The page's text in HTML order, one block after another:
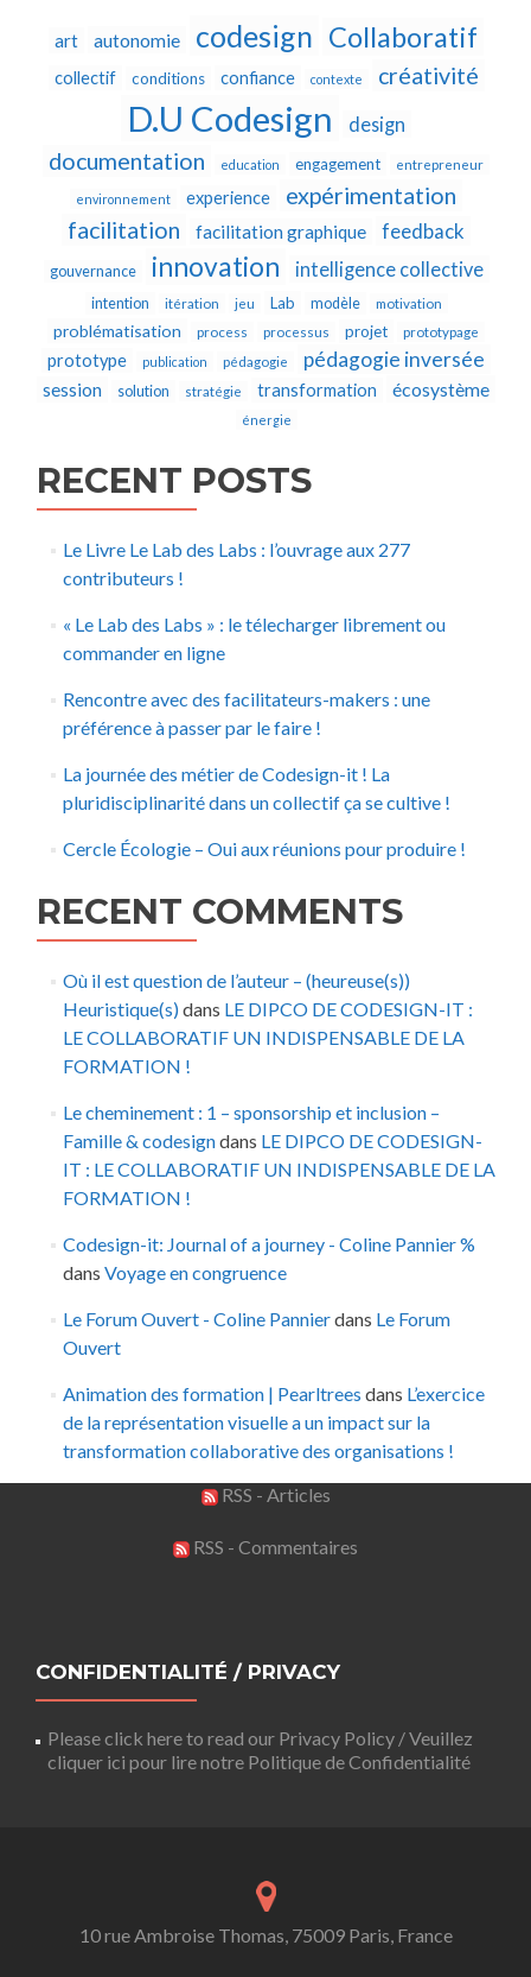
art autonomie codesign Collaboratif
collectif conditions confiance contexte créativité
D.U Codesign design
documentation education engagement entrepreneur
environnement experience
expérimentation
facilitation
facilitation graphique feedback
gouvernance innovation intelligence collective
intention itération jeu Lab modèle motivation
problématisation process processus projet prototypage
prototype publication pédagogie pédagogie inversée
session solution stratégie transformation écosystème
énergie
RECENT POSTS
Le Livre Le Lab des Labs : l’ouvrage aux 277
contributeurs !
« Le Lab des Labs » : le télecharger librement ou
commander en ligne
Rencontre avec des facilitateurs-makers : une
préférence à passer par le faire !
La journée des métier de Codesign-it ! La
pluridisciplinarité dans un collectif ça se cultive !
Cercle Écologie – Oui aux réunions pour produire !
RECENT COMMENTS
Où il est question de l’auteur – (heureuse(s))
Heuristique(s)dans LE DIPCO DE CODESIGN-IT :
LE COLLABORATIF UN INDISPENSABLE DE LA
FORMATION !
Le cheminement : 1 – sponsorship et inclusion –
Famille & codesigndans LE DIPCO DE CODESIGN-
IT : LE COLLABORATIF UN INDISPENSABLE DE LA
FORMATION !
Codesign-it: Journal of a journey - Coline Pannier %
dans Voyage en congruence
Le Forum Ouvert - Coline Pannierdans Le Forum
Ouvert
Animation des formation | Pearltrees dans L’exercice
de la représentation visuelle a un impact sur la
transformation collaborative des organisations !
RSS - Articles
RSS - Commentaires
CONFIDENTIALITÉ / PRIVACY
Please click here to read our Privacy Policy / Veuillez
cliquer ici pour lire notre Politique de Confidentialité
10 rue Ambroise Thomas, 75009 Paris, France